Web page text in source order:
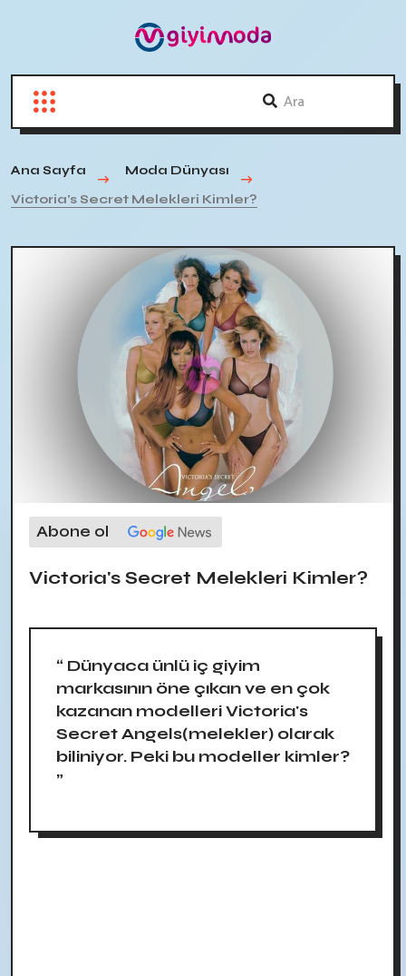
Ana Sayfa
Moda Dünyası
Victoria's Secret Melekleri Kimler?
Abone ol
Victoria's Secret Melekleri Kimler?
“ Dünyaca ünlü iç giyim
markasının öne çıkan ve en çok
kazanan modelleri Victoria's
Secret Angels(melekler) olarak
biliniyor. Peki bu modeller kimler?
”